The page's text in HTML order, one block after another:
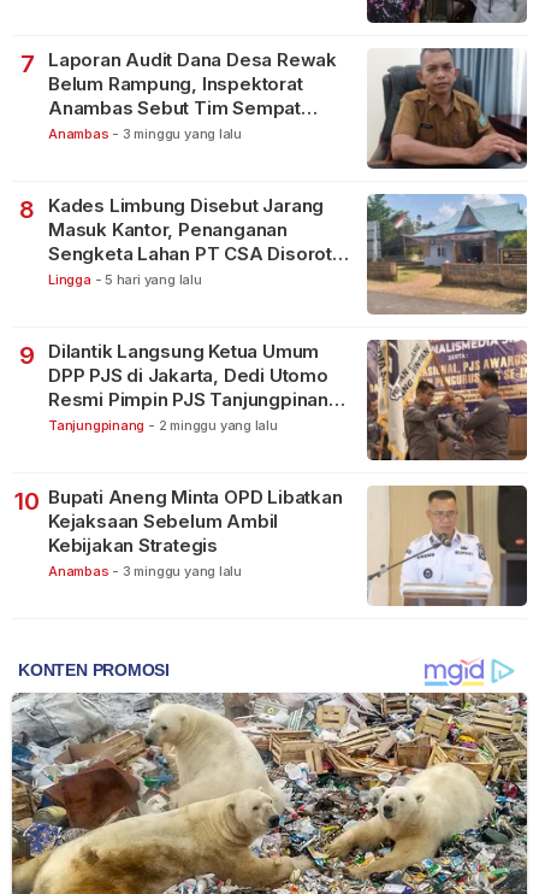
7
Laporan Audit Dana Desa Rewak
Belum Rampung, Inspektorat
Anambas Sebut Tim Sempat
Terbagi Tangani Kasus Lain
Anambas - 3 minggu yang lalu
8
Kades Limbung Disebut Jarang
Masuk Kantor, Penanganan
Sengketa Lahan PT CSA Disorot
Warga
Lingga - 5 hari yang lalu
9
Dilantik Langsung Ketua Umum
DPP PJS di Jakarta, Dedi Utomo
Resmi Pimpin PJS Tanjungpinang-
Bintan
Tanjungpinang - 2 minggu yang lalu
10 Bupati Aneng Minta OPD Libatkan
Kejaksaan Sebelum Ambil
Kebijakan Strategis
Anambas - 3 minggu yang lalu